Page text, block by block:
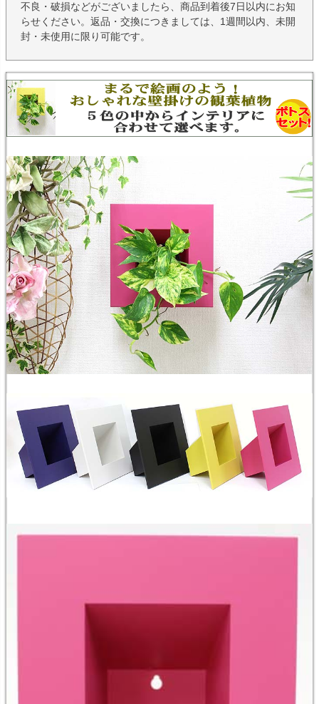
不良・破損などがございましたら、商品到着後7日以内にお知
らせください。返品・交換につきましては、1週間以内、未開
封・未使用に限り可能です。